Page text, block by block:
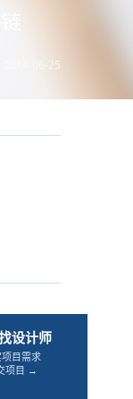
2014-06-25
设计师
目需求
项目 →